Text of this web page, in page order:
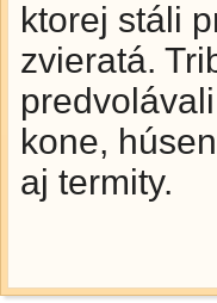
ktorej stáli
zvieratá.
kone,
aj termity.